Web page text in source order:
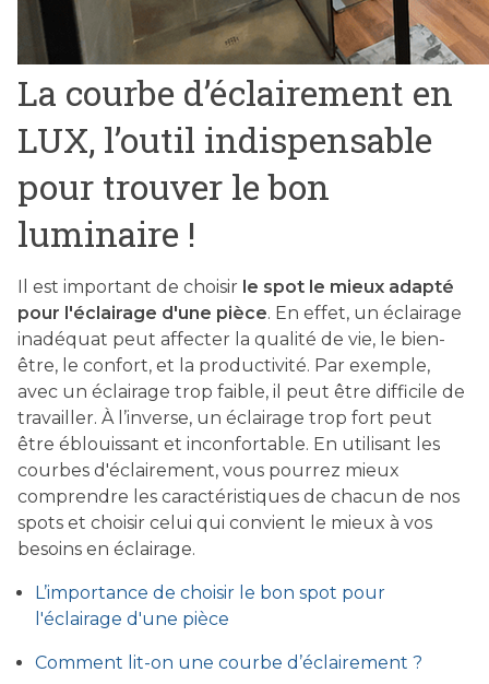
La courbe d’éclairement en
LUX, l’outil indispensable
pour trouver le bon
luminaire !
Il est important de choisir le spot le mieux adapté
pour l'éclairage d'une pièce. En effet, un éclairage
inadéquat peut affecter la qualité de vie, le bien-
être, le confort, et la productivité. Par exemple,
avec un éclairage trop faible, il peut être difficile de
travailler. À l’inverse, un éclairage trop fort peut
être éblouissant et inconfortable. En utilisant les
courbes d'éclairement, vous pourrez mieux
comprendre les caractéristiques de chacun de nos
spots et choisir celui qui convient le mieux à vos
besoins en éclairage.
L’importance de choisir le bon spot pour
l'éclairage d'une pièce
Comment lit-on une courbe d’éclairement ?